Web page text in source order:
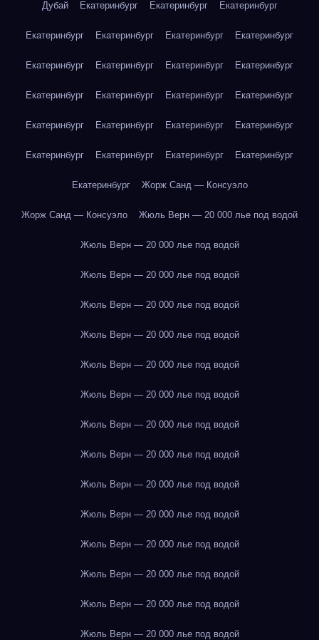
Дубай Екатеринбург Екатеринбург Екатеринбург
Екатеринбург Екатеринбург Екатеринбург Екатеринбург
Екатеринбург Екатеринбург Екатеринбург Екатеринбург
Екатеринбург Екатеринбург Екатеринбург Екатеринбург
Екатеринбург Екатеринбург Екатеринбург Екатеринбург
Екатеринбург Екатеринбург Екатеринбург Екатеринбург
Екатеринбург Жорж Санд — Консуэло
Жорж Санд — Консуэло Жюль Верн — 20 000 лье под водой
Жюль Верн — 20 000 лье под водой
Жюль Верн — 20 000 лье под водой
Жюль Верн — 20 000 лье под водой
Жюль Верн — 20 000 лье под водой
Жюль Верн — 20 000 лье под водой
Жюль Верн — 20 000 лье под водой
Жюль Верн — 20 000 лье под водой
Жюль Верн — 20 000 лье под водой
Жюль Верн — 20 000 лье под водой
Жюль Верн — 20 000 лье под водой
Жюль Верн — 20 000 лье под водой
Жюль Верн — 20 000 лье под водой
Жюль Верн — 20 000 лье под водой
Жюль Верн — 20 000 лье под водой